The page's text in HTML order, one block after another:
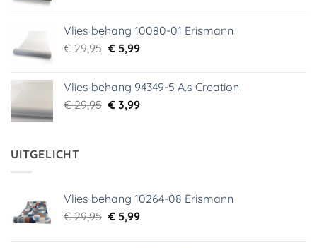
€ 39,00.€ 5,99.
Vlies behang 10080-01 Erismann
€29,95 Oorspronkelijke
€ 29,95.
€5,99Huidige
€ 5,99.
Vlies behang 94349-5 A.s Creation
€29,95 Oorspronkelijke
€3,99Huidige
UITGELICHT
Vlies behang 10264-08 Erismann
€29,95 Oorspronkelijke
€5,99Huidige